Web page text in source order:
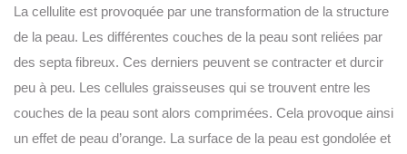
La cellulite est provoquée par une transformation de la structure
de la peau. Les différentes couches de la peau sont reliées par
des septa fibreux. Ces derniers peuvent se contracter et durcir
peu à peu. Les cellules graisseuses qui se trouvent entre les
couches de la peau sont alors comprimées. Cela provoque ainsi
un effet de peau d’orange. La surface de la peau est gondolée et